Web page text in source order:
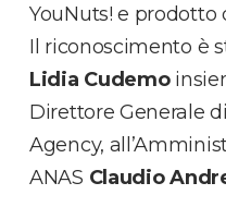
YouNuts! e prodotto
Il riconoscimento è
Lidia Cudemo
Direttore Generale
Agency,
ANAS Claudio